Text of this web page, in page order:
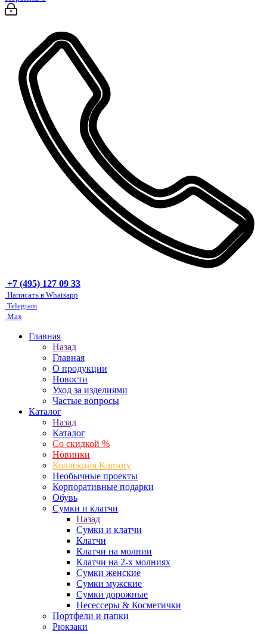
+7 (495) 127 09 33
Написать в Whatsapp
Telegram
Max
Главная
Назад
Главная
О продукции
Новости
Уход за изделиями
Частые вопросы
Каталог
Назад
Каталог
Со скидкой %
Новинки
Коллекция Kansory
Необычные проекты
Корпоративные подарки
Обувь
Сумки и клатчи
Назад
Сумки и клатчи
Клатчи
Клатчи на молнии
Клатчи на 2-х молниях
Сумки женские
Сумки мужские
Сумки дорожные
Несессеры & Косметички
Портфели и папки
Рюкзаки